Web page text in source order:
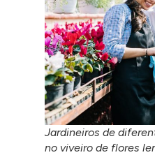
Jardineiros de
no viveiro de flores